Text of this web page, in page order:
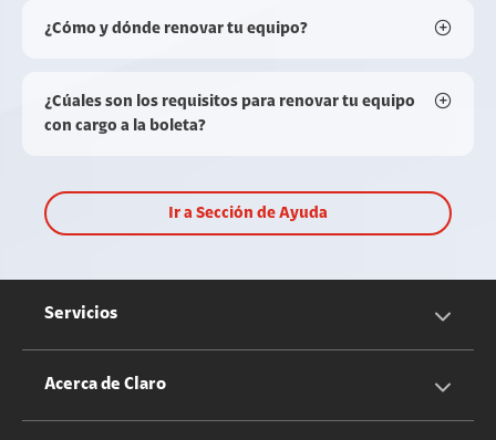
¿Cómo y dónde renovar tu equipo?
¿Cúales son los requisitos para renovar tu equipo
con cargo a la boleta?
Ir a Sección de Ayuda
Servicios
Servicios Móviles
Acerca de Claro